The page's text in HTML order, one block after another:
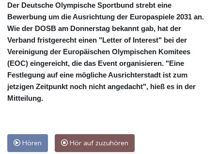
Der Deutsche Olympische Sportbund strebt eine
Bewerbung um die Ausrichtung der Europaspiele 2031 an.
Wie der DOSB am Donnerstag bekannt gab, hat der
Verband fristgerecht einen "Letter of Interest" bei der
Vereinigung der Europäischen Olympischen Komitees
(EOC) eingereicht, die das Event organisieren. "Eine
Festlegung auf eine mögliche Ausrichterstadt ist zum
jetzigen Zeitpunkt noch nicht angedacht", hieß es in der
Mitteilung.
Hören Hör auf zuzuhören